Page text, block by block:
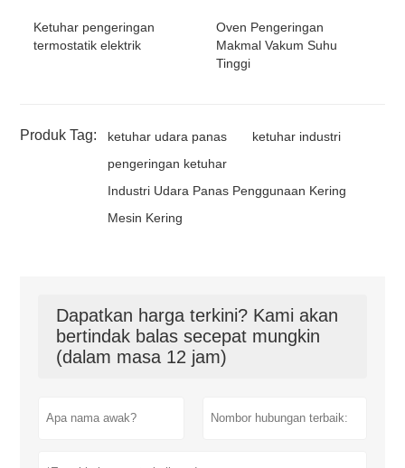
Ketuhar pengeringan
termostatik elektrik
Oven Pengeringan
Makmal Vakum Suhu
Tinggi
Produk Tag: ketuhar udara panas
ketuhar industri
pengeringan ketuhar
Industri Udara Panas Penggunaan Kering
Mesin Kering
Dapatkan harga terkini? Kami akan
bertindak balas secepat mungkin
(dalam masa 12 jam)